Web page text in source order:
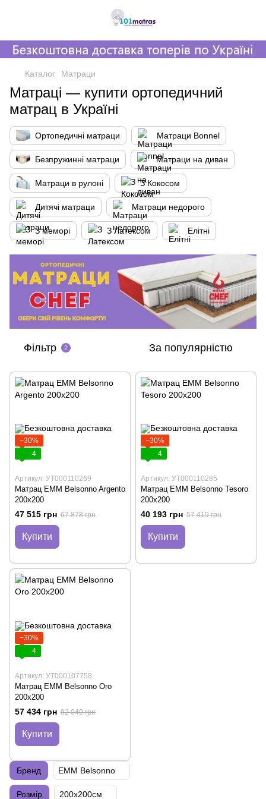
Каталог Матраци
Матраці — купити ортопедичний
матрац в Україні
Ортопедичні матраци Матраци Bonnel
Безпружинні матраци Матраци на диван
Матраци в рулоні З Кокосом
Дитячі матраци Матраци недорого
З меморі З Латексом Елітні
Фільтр 2 За популярністю
−30%
4
Артикул: УТ000110269
Матрац EMM Belsonno Argento
200х200
47 515 грн 67 878 грн
Купити
−30%
4
Артикул: УТ000110285
Матрац EMM Belsonno Tesoro
200х200
40 193 грн 57 419 грн
Купити
−30%
4
Артикул: УТ000107758
Матрац EMM Belsonno Oro
200х200
57 434 грн 82 049 грн
Купити
Бренд EMM Belsonno
Розмір 200х200см